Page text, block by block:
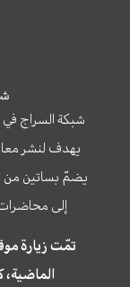
شبكة السراج في
يهدف لنشر
يضمّ بساتين من
إلى